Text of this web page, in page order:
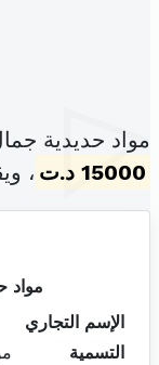
مواد حديدية
15000 د.ت
،
مواد
الإسم التجاري
التسمية